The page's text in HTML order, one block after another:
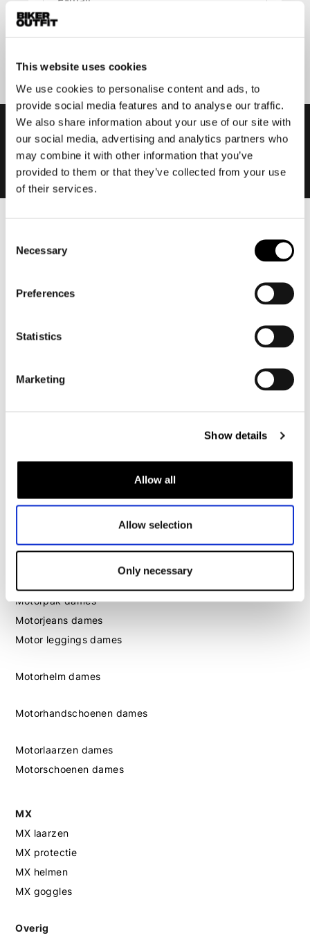
This website uses cookies
We use cookies to personalise content and ads, to
provide social media features and to analyse our traffic.
We also share information about your use of our site with
our social media, advertising and analytics partners who
may combine it with other information that you’ve
provided to them or that they’ve collected from your use
of their services.
Selection
Necessary
Preferences
Statistics
Marketing
Show details
Allow all
Allow selection
Only necessary
Motorkleding heren
Motorbroek heren
Motorhelm heren
Motorlaarzen heren
Motorkleding dames
Motorpak dames
Motorjeans dames
Motor leggings dames
Motorhelm dames
Motorhandschoenen dames
Motorlaarzen dames
Motorschoenen dames
MX
MX laarzen
MX protectie
MX helmen
MX goggles
Overig